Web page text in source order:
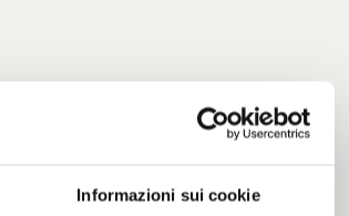
Informazioni sui cookie